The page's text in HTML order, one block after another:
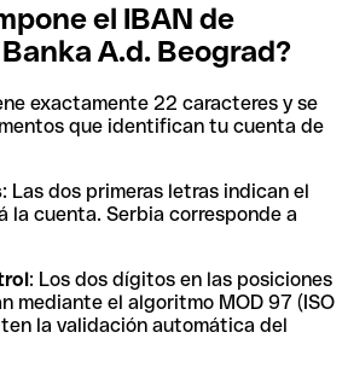
el IBAN de
A.d. Beograd?
exactamente 22 caracteres y se
que identifican tu cuenta de
: Las dos primeras letras indican el
la cuenta. Serbia corresponde a
: Los dos dígitos en las posiciones
mediante el algoritmo MOD 97 (ISO
la validación automática del